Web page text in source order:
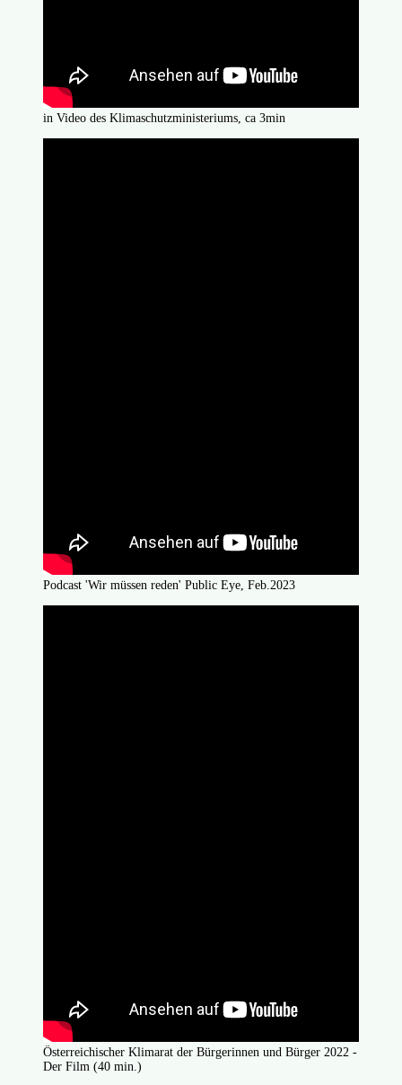
in Video des Klimaschutzministeriums, ca 3min
Podcast 'Wir müssen reden' Public Eye, Feb.2023
Österreichischer Klimarat der Bürgerinnen und Bürger 2022 -
Der Film (40 min.)